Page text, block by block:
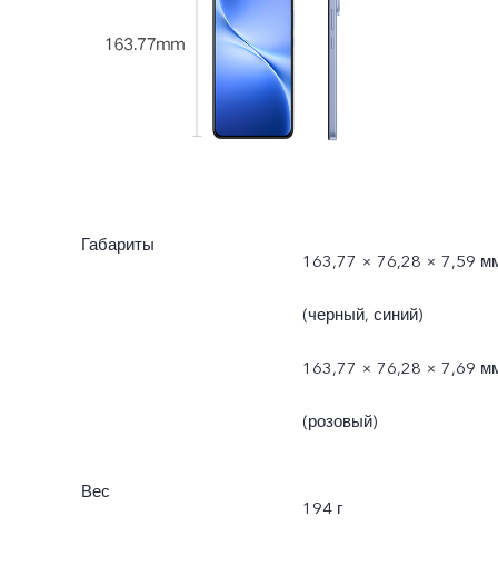
Габариты
163,77 × 76,28 × 7,59
(черный, синий)
163,77 × 76,28 × 7,69
(розовый)
Вес
194 г